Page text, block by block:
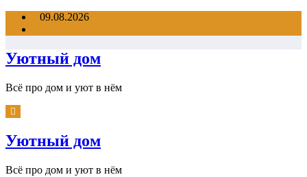
Перейти09.08.2026
Уютный дом
Всё про дом и уют в нём
Уютный дом
Всё про дом и уют в нём